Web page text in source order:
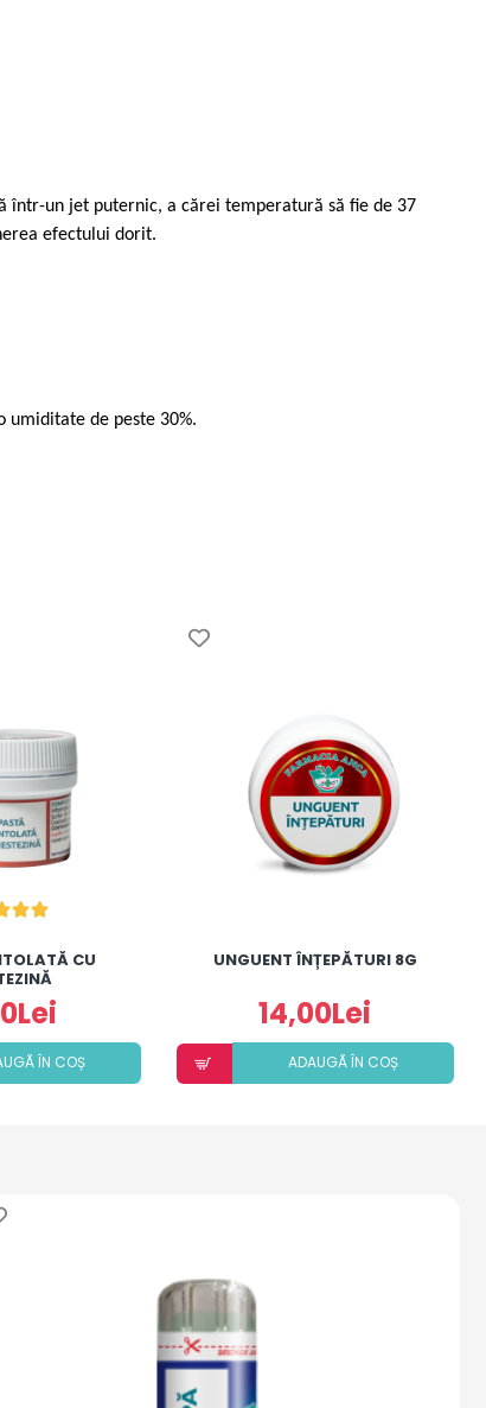
într-un jet puternic, a cărei temperatură să fie de 37
efectului dorit.
umiditate de peste 30%.
CU
ÎN COȘ
UNGUENT ÎNȚEPĂTURI 8G
14,00Lei
ADAUGÃ ÎN COȘ